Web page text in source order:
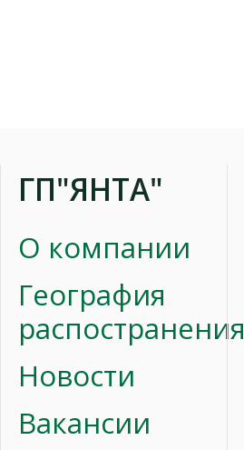
ГП"ЯНТА"
О компании
География
распостранения
Новости
Вакансии